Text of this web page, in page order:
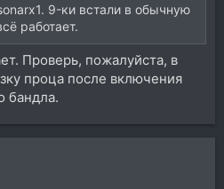
9-ки встали в обычную
работает.
Проверь, пожалуйста, в
проца после включения
бандла.